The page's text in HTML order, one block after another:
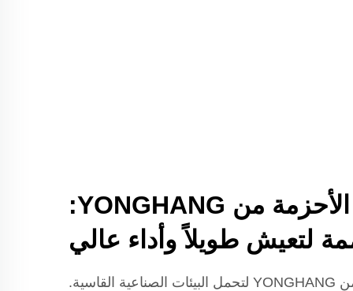
حلول تتبع الأحزمة من YONGHANG:
لتعيش طويلاً وأداء عالي
تُصمم حلول تتبع الحزام من YONGHANG لتحمل البيئات الصناعية القاسية.